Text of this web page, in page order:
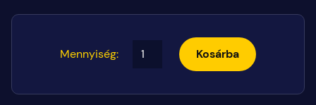
Mennyiség: Kosárba